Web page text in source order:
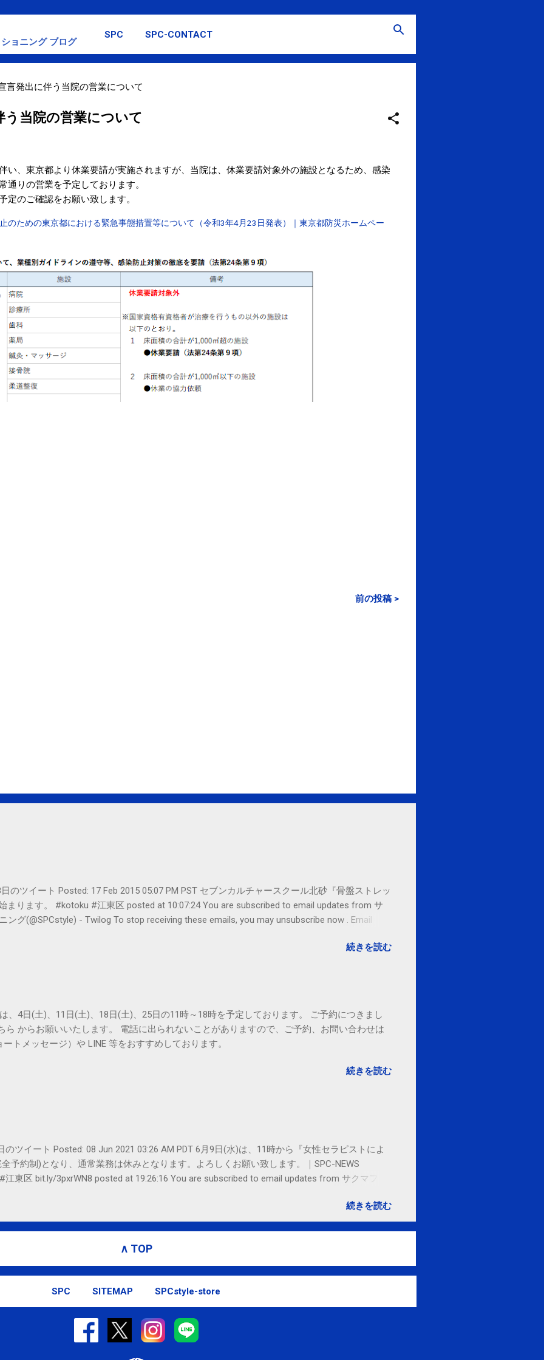
スキップしてメイン コンテンツに移動
ョニング ブログ
SPC SPC-CONTACT
言発出に伴う当院の営業について
う当院の営業について
い、東京都より休業要請が実施されますが、当院は、休業要請対象外の施設となるため、感染
通りの営業を予定しております。
定のご確認をお願い致します。
のための東京都における緊急事態措置等について（令和3年4月23日発表）｜東京都防災ホームペー
前の投稿 >
のツイート Posted: 17 Feb 2015 05:07 PM PST セブンカルチャースクール北砂『骨盤ストレッ
まります。 #kotoku #江東区 posted at 10:07:24 You are subscribed to email updates from サ
ング(@SPCstyle) - Twilog To stop receiving these emails, you may unsubscribe now . Email
続きを読む
、4日(土)、11日(土)、18日(土)、25日の11時～18時を予定しております。 ご予約につきまし
ら からお願いいたします。 電話に出られないことがありますので、ご予約、お問い合わせは
ートメッセージ）や LINE 等をおすすめしております。
続きを読む
ツイート Posted: 08 Jun 2021 03:26 AM PDT 6月9日(水)は、11時から『女性セラピストによ
予約制)となり、通常業務は休みとなります。よろしくお願い致します。｜SPC-NEWS
東区 bit.ly/3pxrWN8 posted at 19:26:16 You are subscribed to email updates from サクマフィ
続きを読む
∧ TOP
SPC SITEMAP SPCstyle-store